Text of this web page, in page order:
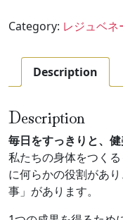
Category: レジュベネ
Description
Description
毎日をすっきりと、健
私たちの身体をつく
に何らかの役割があ
事」があります。